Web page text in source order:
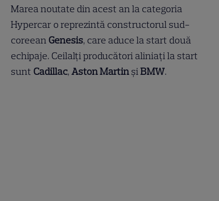
Marea noutate din acest an la categoria
Hypercar o reprezintă constructorul sud-
coreean Genesis, care aduce la start două
echipaje. Ceilalți producători aliniați la start
sunt Cadillac,Aston Martin șiBMW.